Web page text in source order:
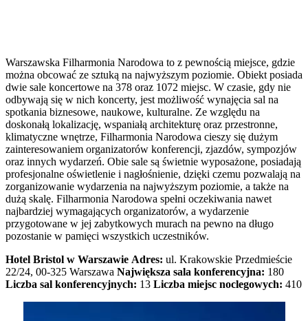
Warszawska Filharmonia Narodowa to z pewnością miejsce, gdzie
można obcować ze sztuką na najwyższym poziomie. Obiekt posiada
dwie sale koncertowe na 378 oraz 1072 miejsc. W czasie, gdy nie
odbywają się w nich koncerty, jest możliwość wynajęcia sal na
spotkania biznesowe, naukowe, kulturalne. Ze względu na
doskonałą lokalizację, wspaniałą architekturę oraz przestronne,
klimatyczne wnętrze, Filharmonia Narodowa cieszy się dużym
zainteresowaniem organizatorów konferencji, zjazdów, sympozjów
oraz innych wydarzeń. Obie sale są świetnie wyposażone, posiadają
profesjonalne oświetlenie i nagłośnienie, dzięki czemu pozwalają na
zorganizowanie wydarzenia na najwyższym poziomie, a także na
dużą skalę. Filharmonia Narodowa spełni oczekiwania nawet
najbardziej wymagających organizatorów, a wydarzenie
przygotowane w jej zabytkowych murach na pewno na długo
pozostanie w pamięci wszystkich uczestników.
Hotel Bristol w Warszawie Adres: ul. Krakowskie Przedmieście
22/24, 00-325 Warszawa Największa sala konferencyjna: 180
Liczba sal konferencyjnych: 13 Liczba miejsc noclegowych: 410